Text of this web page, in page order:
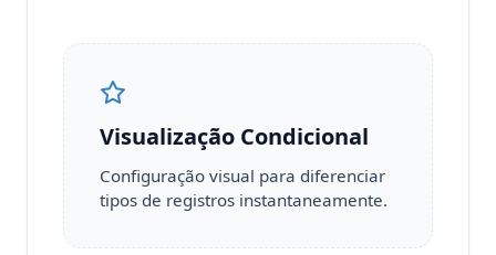
Visualização Condicional
Configuração visual para diferenciar
tipos de registros instantaneamente.